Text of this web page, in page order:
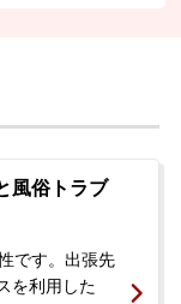
風俗トラブ
です。出張先
を利用した